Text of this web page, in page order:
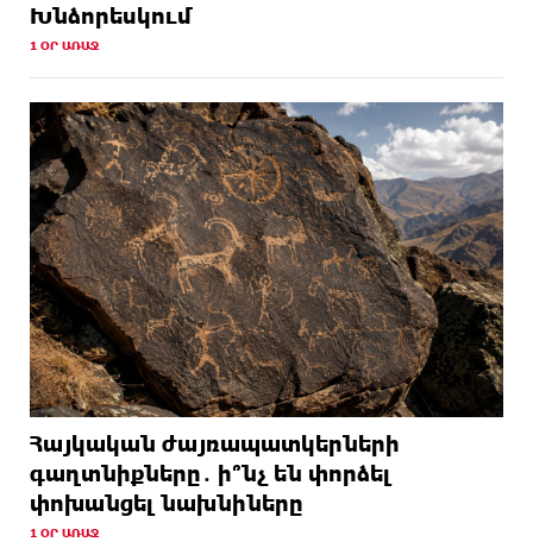
Խնձորեսկում
1 ՕՐ ԱՌԱՋ
Հայկական ժայռապատկերների
գաղտնիքները․ ի՞նչ են փորձել
փոխանցել նախնիները
1 ՕՐ ԱՌԱՋ